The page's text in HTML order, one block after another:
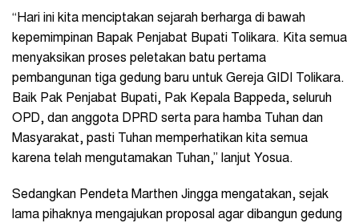
“Hari ini kita menciptakan sejarah berharga di bawah
kepemimpinan Bapak Penjabat Bupati Tolikara. Kita semua
menyaksikan proses peletakan batu pertama
pembangunan tiga gedung baru untuk Gereja GIDI Tolikara.
Baik Pak Penjabat Bupati, Pak Kepala Bappeda, seluruh
OPD, dan anggota DPRD serta para hamba Tuhan dan
Masyarakat, pasti Tuhan memperhatikan kita semua
karena telah mengutamakan Tuhan,” lanjut Yosua.
Sedangkan Pendeta Marthen Jingga mengatakan, sejak
lama pihaknya mengajukan proposal agar dibangun gedung